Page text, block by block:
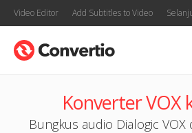
Video Editor Add Subtitles to Video
Konverter VOX
Bungkus audio Dialogic